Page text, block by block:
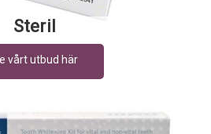
Steril